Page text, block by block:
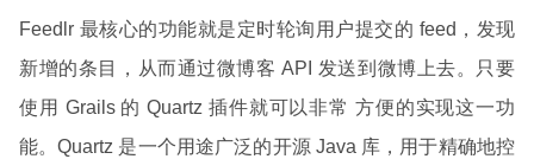
Feedlr 最核心的功能就是定时轮询用户提交的 feed，发现
新增的条目，从而通过微博客 API 发送到微博上去。只要
使用 Grails 的 Quartz 插件就可以非常 方便的实现这一功
能。Quartz 是一个用途广泛的开源 Java 库，用于精确地控